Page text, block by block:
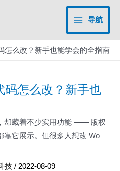
Main
Menu
导航
怎么改？新手也能学会的全指南
码怎么改？新手也
却藏着不少实用功能 —— 版权
靠它展示。但很多人想改 Wo
技/ 2022-08-09